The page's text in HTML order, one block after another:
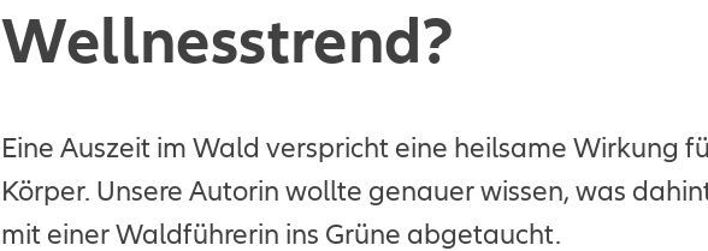
Wellnesstrend?
Eine Auszeit im Wald verspricht eine heilsame Wirkung
Körper. Unsere Autorin wollte genauer wissen, was
mit einer Waldführerin ins Grüne abgetaucht.